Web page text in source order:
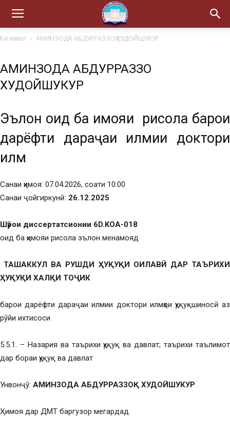
Ба аввал АМИНЗОДА АБДУРРАЗЗОҚ ХУДОЙШУКУР
АМИНЗОДА АБДУРРАЗЗОҚ
ХУДОЙШУКУР
Эълон оид ба ҳимояи рисола барои
дарёфти дараҷаи илмии доктори
илм
Санаи ҳимоя: 07.04.2026, соати 10:00
Санаи ҷойгиркунӣ: 26.12.2025
Шӯрои диссертатсионии 6D.KOA-018
оид ба ҳимояи рисола эълон менамояд
ТАШАККУЛ ВА РУШДИ ҲУҚУҚИ ОИЛАВӢ ДАР ТАЪРИХИ
ҲУҚУҚИ ХАЛҚИ ТОҶИК
барои дарёфти дараҷаи илмии доктори илмҳои ҳуқуқшиносӣ аз
рӯйи ихтисоси
5.5.1. – Назария ва таърихи ҳуқуқ ва давлат; таърихи таълимот
дар бораи ҳуқуқ ва давлат
Унвонҷӯ: АМИНЗОДА АБДУРРАЗЗОҚ ХУДОЙШУКУР
Ҳимоя дар ДМТ баргузор мегардад.